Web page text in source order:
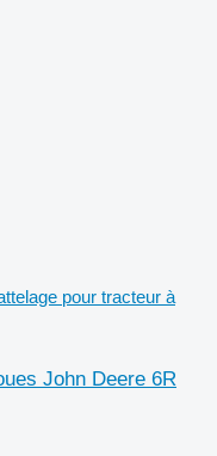
pour tracteur à
John Deere 6R